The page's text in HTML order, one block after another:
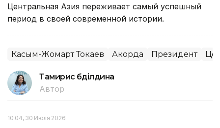
Центральная Азия переживает самый успешный
период в своей современной истории.
Касым-Жомарт Токаев Акорда Президент
Тамирис Әбділдина
Автор
10:04, 30 Июля 2026